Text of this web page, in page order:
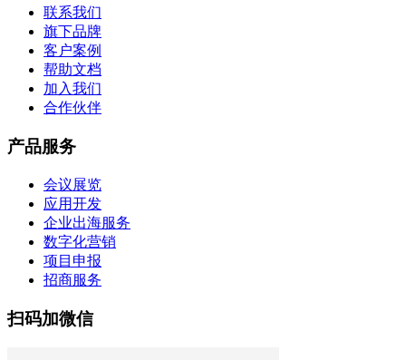
联系我们
旗下品牌
客户案例
帮助文档
加入我们
合作伙伴
产品服务
会议展览
应用开发
企业出海服务
数字化营销
项目申报
招商服务
扫码加微信